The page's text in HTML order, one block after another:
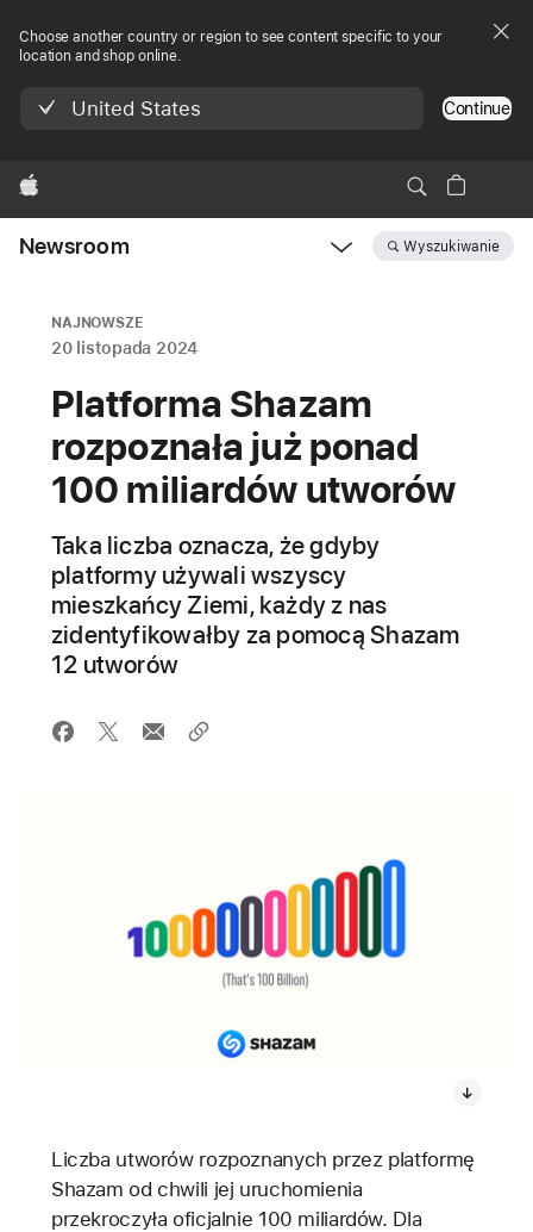
Choose another country or region to see content specific to your
location and shop online.
United States Continue
Apple
Newsroom Wyszukiwanie
NAJNOWSZE
20 listopada 2024
Platforma Shazam
rozpoznała już ponad
100 miliardów utworów
Taka liczba oznacza, że gdyby
platformy używali wszyscy
mieszkańcy Ziemi, każdy z nas
zidentyfikowałby za pomocą Shazam
12 utworów
Liczba utworów rozpoznanych przez platformę
Shazam od chwili jej uruchomienia
przekroczyła oficjalnie 100 miliardów. Dla